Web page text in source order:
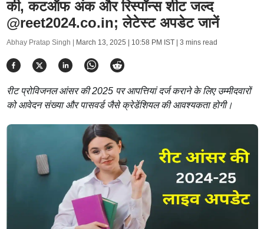
की, कटऑफ अंक और रिस्पॉन्स शीट जल्द
@reet2024.co.in; लेटेस्ट अपडेट जानें
Abhay Pratap Singh | March 13, 2025 | 10:58 PM IST| 3 mins read
रीट प्रोविजनल आंसर की 2025 पर आपत्तियां दर्ज कराने के लिए उम्मीदवारों
को आवेदन संख्या और पासवर्ड जैसे क्रेडेंशियल की आवश्यकता होगी।